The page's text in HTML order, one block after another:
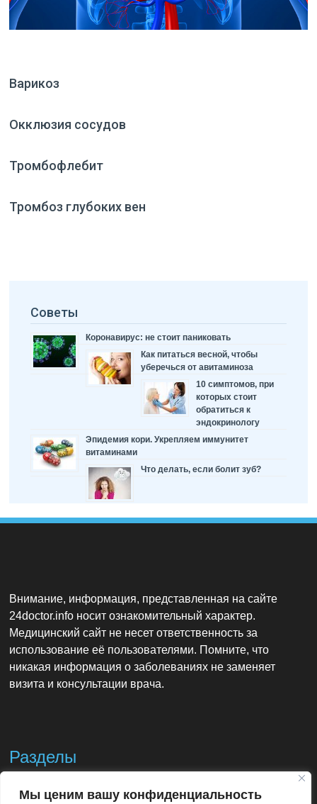
Мы ценим вашу конфиденциальность
Варикоз
Окклюзия сосудов
Тромбофлебит
Тромбоз глубоких вен
Советы
Коронавирус: не стоит паниковать
Как питаться весной, чтобы
уберечься от авитаминоза
10 симптомов, при
которых стоит
обратиться к
эндокринологу
Эпидемия кори. Укрепляем иммунитет
витаминами
Что делать, если болит зуб?
Внимание, информация, представленная на сайте
24doctor.info носит ознакомительный характер.
Медицинский сайт не несет ответственность за
использование её пользователями. Помните, что
никакая информация о заболеваниях не заменяет
визита и консультации врача.
Разделы
Контакты